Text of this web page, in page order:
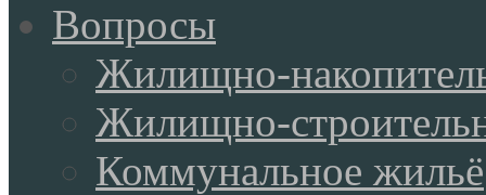
Вопросы
Жилищно-
Жилищно-
Коммунальное жильё